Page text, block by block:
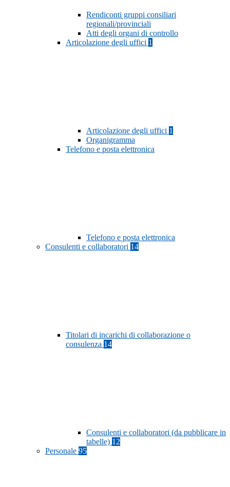
Rendiconti gruppi consiliari
regionali/provinciali
Atti degli organi di controllo
Articolazione degli uffici 1
Articolazione degli uffici 1
Organigramma
Telefono e posta elettronica
Telefono e posta elettronica
Consulenti e collaboratori 14
Titolari di incarichi di collaborazione o
consulenza 14
Consulenti e collaboratori (da pubblicare in
tabelle) 12
Personale 95